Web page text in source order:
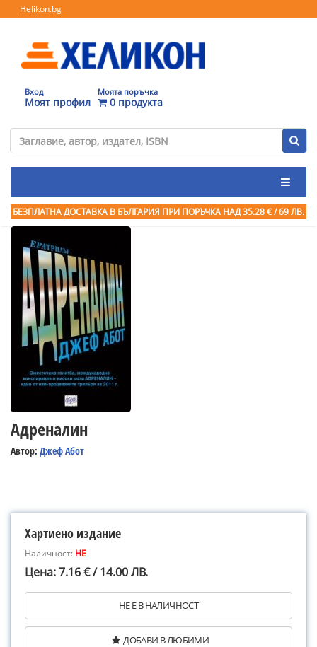
Helikon.bg
Вход
Моят профил
Моята поръчка
0 продукта
БЕЗПЛАТНА ДОСТАВКА В БЪЛГАРИЯ ПРИ ПОРЪЧКА НАД 35.28 € / 69 ЛВ.
Адреналин
Автор: Джеф Абот
Хартиено издание
Наличност: НЕ
Цена: 7.16 € / 14.00 ЛВ.
НЕ Е В НАЛИЧНОСТ
ДОБАВИ В ЛЮБИМИ